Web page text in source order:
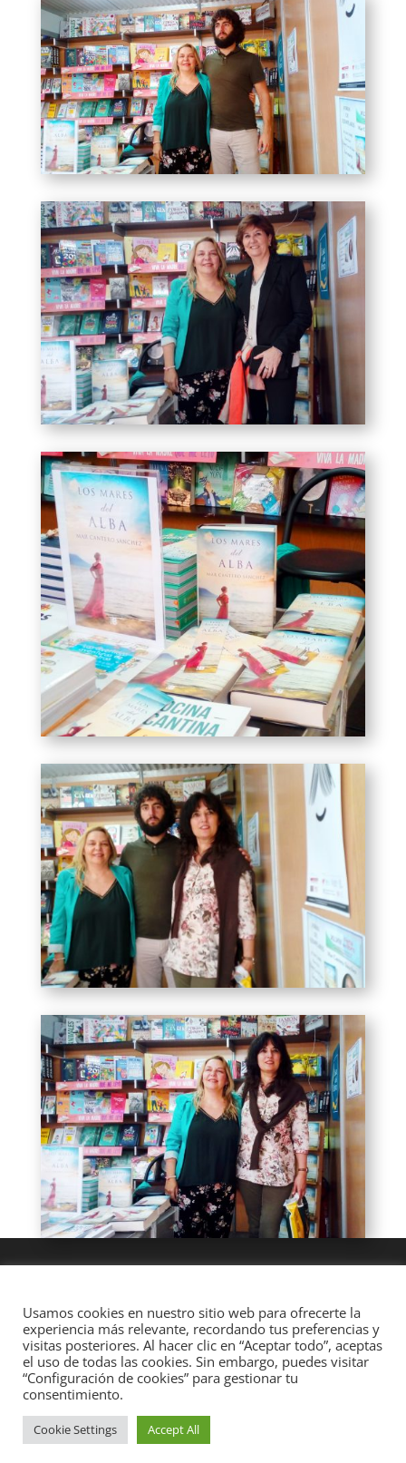
Usamos cookies en nuestro sitio web para ofrecerte la
experiencia más relevante, recordando tus preferencias y
visitas posteriores. Al hacer clic en “Aceptar todo”, aceptas
el uso de todas las cookies. Sin embargo, puedes visitar
“Configuración de cookies” para gestionar tu
consentimiento.
Cookie Settings Accept All